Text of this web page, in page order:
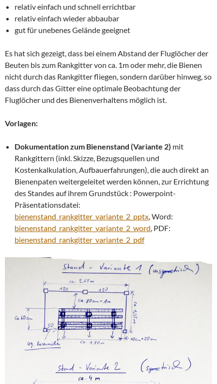
relativ einfach und schnell errichtbar
relativ einfach wieder abbaubar
gut für unebenes Gelände geeignet
Es hat sich gezeigt, dass bei einem Abstand der Fluglöcher der
Beuten bis zum Rankgitter von ca. 1m oder mehr, die Bienen
nicht durch das Rankgitter fliegen, sondern darüber hinweg, so
dass durch das Gitter eine optimale Beobachtung der
Fluglöcher und des Bienenverhaltens möglich ist.
Vorlagen:
Dokumentation zum Bienenstand (Variante 2) mit
Rankgittern (inkl. Skizze, Bezugsquellen und
Kostenkalkulation, Aufbauerfahrungen), die auch direkt an
Bienenpaten weitergeleitet werden können, zur Errichtung
des Standes auf ihrem Grundstück : Powerpoint-
Präsentationsdatei:
bienenstand_rankgitter_variante_2_pptx, Word:
bienenstand_rankgitter_variante_2_word, PDF:
bienenstand_rankgitter_variante_2_pdf